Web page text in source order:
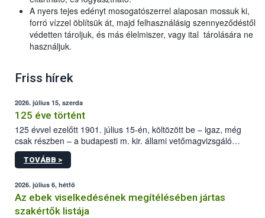
A nyers tejes edényt mosogatószerrel alaposan mossuk ki,
forró vízzel öblítsük át, majd felhasználásig szennyeződéstől
védetten tároljuk, és más élelmiszer, vagy ital tárolására ne
használjuk.
Friss hírek
2026. július 15, szerda
125 éve történt
125 évvel ezelőtt 1901. július 15-én, költözött be – igaz, még
csak részben – a budapesti m. kir. állami vetőmagvizsgáló
állomás a Kis Rókus utca 15. szám alatti, Czigler Győző által
tervezett új épületébe.
TOVÁBB >
2026. július 6, hétfő
Az ebek viselkedésének megítélésében jártas
szakértők listája